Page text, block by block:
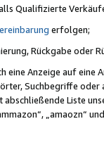
Qualifizierte
erfolgen;
Rückgabe oder
eine Anzeige auf
Suchbegriffe
Liste
„amaozn“